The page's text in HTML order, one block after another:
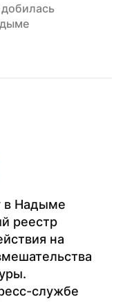
в Надыме
реестр
на
службе